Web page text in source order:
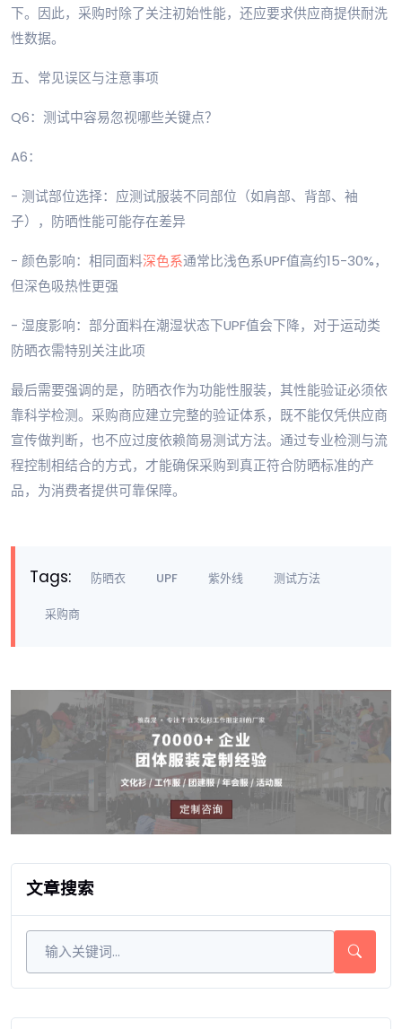
下。因此，采购时除了关注初始性能，还应要求供应商提供耐洗
性数据。
五、常见误区与注意事项
Q6：测试中容易忽视哪些关键点？
A6：
- 测试部位选择：应测试服装不同部位（如肩部、背部、袖
子），防晒性能可能存在差异
- 颜色影响：相同面料深色系通常比浅色系UPF值高约15-30%，
但深色吸热性更强
- 湿度影响：部分面料在潮湿状态下UPF值会下降，对于运动类
防晒衣需特别关注此项
最后需要强调的是，防晒衣作为功能性服装，其性能验证必须依
靠科学检测。采购商应建立完整的验证体系，既不能仅凭供应商
宣传做判断，也不应过度依赖简易测试方法。通过专业检测与流
程控制相结合的方式，才能确保采购到真正符合防晒标准的产
品，为消费者提供可靠保障。
Tags: 防晒衣 UPF 紫外线 测试方法
采购商
文章搜索